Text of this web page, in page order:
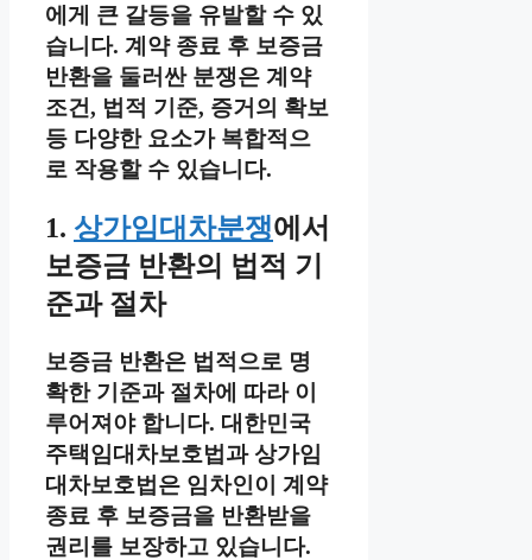
에게 큰 갈등을 유발할 수 있
습니다. 계약 종료 후 보증금
반환을 둘러싼 분쟁은 계약
조건, 법적 기준, 증거의 확보
등 다양한 요소가 복합적으
로 작용할 수 있습니다.
1. 상가임대차분쟁에서
보증금 반환의 법적 기
준과 절차
보증금 반환은 법적으로 명
확한 기준과 절차에 따라 이
루어져야 합니다. 대한민국
주택임대차보호법과 상가임
대차보호법은 임차인이 계약
종료 후 보증금을 반환받을
권리를 보장하고 있습니다.